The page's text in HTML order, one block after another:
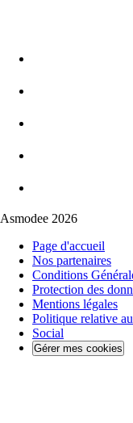
Asmodee 2026
Page d'accueil
Nos partenaires
Conditions
Protection des
Mentions légales
Politique relative
Social
Gérer mes cookies